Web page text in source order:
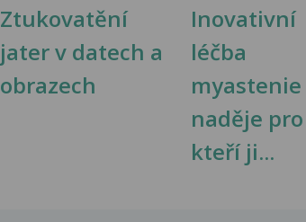
Ztukovatění
jater v datech a
obrazech
Inovativní
léčba
myastenie
naděje
kteří ji...